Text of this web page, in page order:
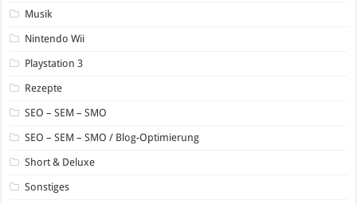
Musik
Nintendo Wii
Playstation 3
Rezepte
SEO – SEM – SMO
SEO – SEM – SMO / Blog-Optimierung
Short & Deluxe
Sonstiges